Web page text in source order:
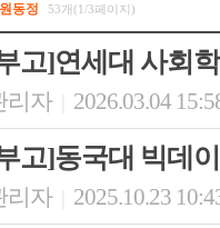
동정 53개(1/3페이지)
고]연세대 사회
리자 2026.03.04
고]동국대 빅데
리자 2025.10.23